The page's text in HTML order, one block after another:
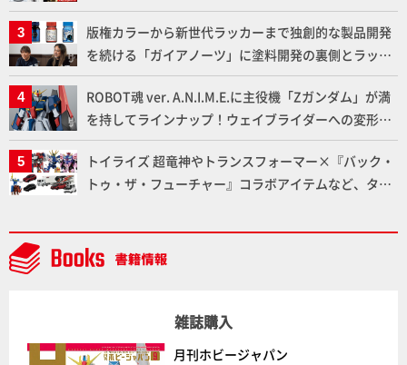
りに!!【試し読み】
版権カラーから新世代ラッカーまで独創的な製品開発
を続ける「ガイアノーツ」に塗料開発の裏側とラッカ
ー塗料の未来についてインタビュー！
ROBOT魂 ver. A.N.I.M.E.に主役機「Zガンダム」が満
を持してラインナップ！ウェイブライダーへの変形、
劇中どおりのプロポーションを再現【機動戦士Zガン
ダム】
トイライズ 超竜神やトランスフォーマー×『バック・
トゥ・ザ・フューチャー』コラボアイテムなど、タカ
NEWITEM】
雑誌購入
月刊ホビージャパン